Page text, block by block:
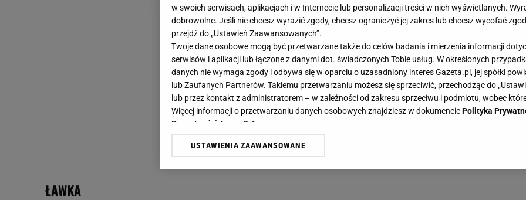
ŁAWKA
w swoich serwisach, aplikacjach i w Internecie lub personalizacji treści w nich wyświetlanych.
dobrowolne. Jeśli nie chcesz wyrazić zgody, chcesz ograniczyć jej zakres lub chcesz wycofać
przejdź do „Ustawień Zaawansowanych”.
Twoje dane osobowe mogą być przetwarzane także do celów badania i mierzenia informacji
serwisów i aplikacji lub łączone z danymi dot. świadczonych Tobie usług. W określonych
danych nie wymaga zgody i odbywa się w oparciu o uzasadniony interes Gazeta.pl, jej spółki
lub Zaufanych Partnerów. Takiemu przetwarzaniu możesz się sprzeciwić, przechodząc do
lub przez kontakt z administratorem – w zależności od zakresu sprzeciwu i podmiotu, wobec
Więcej informacji o przetwarzaniu danych osobowych znajdziesz w dokumenciePolityka
Prywatności Agora S.A.
Klikając „Akceptuję” wyrażasz też zgodę na zainstalowanie i przechowywanie plików cookie
USTAWIENIA ZAAWANSOWANE